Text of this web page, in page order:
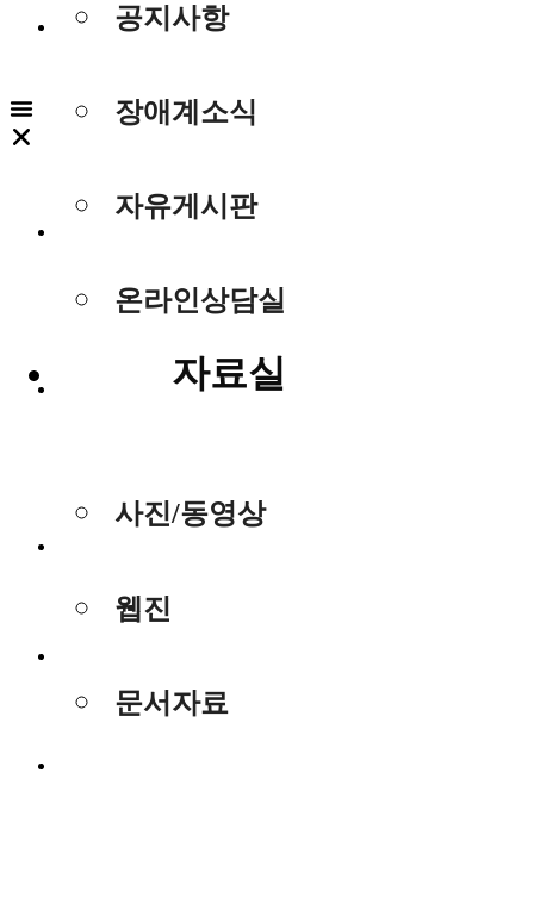
공지사항
장애계소식
자유게시판
온라인상담실
자료실
사진/동영상
웹진
문서자료
회원가입
개인정보처
이메일무단
이용약관